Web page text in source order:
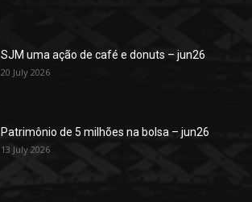
SJM uma ação de café e donuts – jun26
20 July 2026
Patrimônio de 5 milhões na bolsa – jun26
13 July 2026